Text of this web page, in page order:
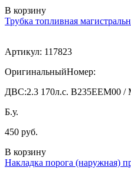
В корзину
Трубка топливная
Артикул: 117823
ОригинальныйНомер:
ДВС:2.3 170л.с. В235ЕЕМ00
Б.у.
450 руб.
В корзину
Накладка порога (наружная)